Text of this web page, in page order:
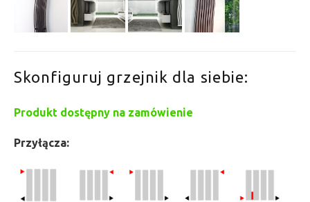
Skonfiguruj grzejnik dla siebie:
Produkt dostępny na zamówienie
Przyłącza: